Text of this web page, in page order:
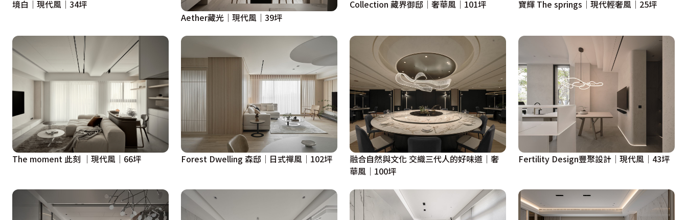
境白│現代風│34坪
Aether藏光｜現代風｜39坪
Collection 藏界御邸│奢華風│101坪 寶輝 The springs│現代輕奢風│25坪
The moment 此刻 ｜現代風｜66坪 Forest Dwelling 森邸│日式禪風│102坪
融合自然與文化 交織三代人的好味道｜奢
華風｜100坪
Fertility Design豐聚設計│現代風│43坪